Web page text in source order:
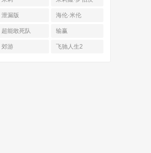
泄漏版 海伦·米伦
超能敢死队 输赢
郊游 飞驰人生2